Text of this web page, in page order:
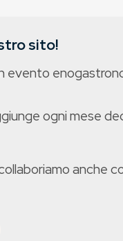
sito!
evento
ogni mese
anche